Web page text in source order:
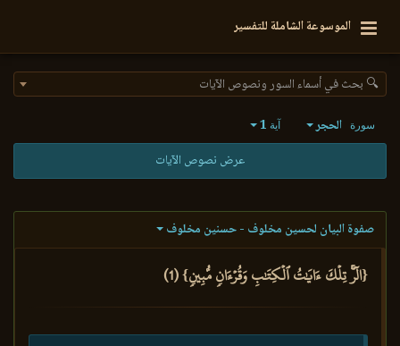
الموسوعة الشاملة للتفسير
🔍 بحث في أسماء السور ونصوص الآيات
سورة الحجر آية 1
عرض نصوص الآيات
صفوة البيان لحسين مخلوف - حسنين مخلوف
{الٓرۚ تِلۡكَ ءَايَٰتُ ٱلۡكِتَٰبِ وَقُرۡءَانٖ مُّبِينٖ} (1)